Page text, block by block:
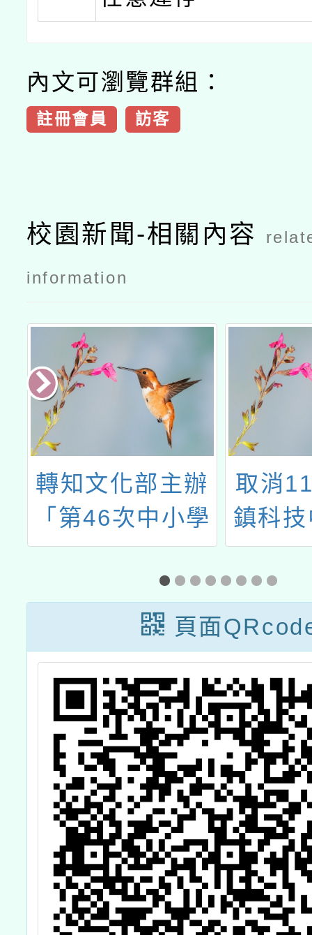
內文可瀏覽群組：
註冊會員 訪客
校園新聞-相關內容
information
轉知文化部主辦
「第46次中小學
生讀物選介」
取消
鎮科
中資
教學─
模擬
技教
頁面